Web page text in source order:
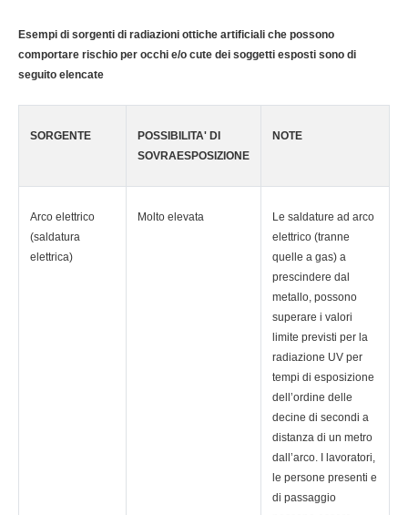
Esempi di sorgenti di radiazioni ottiche artificiali che possono
comportare rischio per occhi e/o cute dei soggetti esposti sono di
seguito elencate
SORGENTE
POSSIBILITA' DI
SOVRAESPOSIZIONE
NOTE
Arco elettrico
(saldatura
elettrica)
Molto elevata
Le saldature ad arco
elettrico (tranne
quelle a gas) a
prescindere dal
metallo, possono
superare i valori
limite previsti per la
radiazione UV per
tempi di esposizione
dell’ordine delle
decine di secondi a
distanza di un metro
dall’arco. I lavoratori,
le persone presenti e
di passaggio